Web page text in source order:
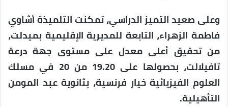
وعلى صعيد التميز الدراسي، تمكنت التلميذة أشاوي
فاطمة الزهراء، التابعة للمديرية الإقليمية بميدلت،
من تحقيق أعلى معدل على مستوى جهة درعة
تافيلالت، بحصولها على 19.20 من 20 في مسلك
العلوم الفيزيائية خيار فرنسية، بثانوية عبد المومن
التأهيلية.